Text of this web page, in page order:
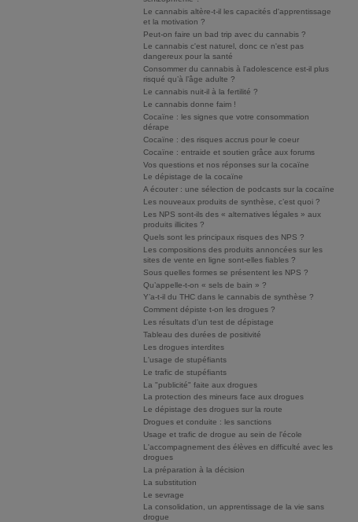
Le cannabis altère-t-il les capacités d'apprentissage
et la motivation ?
Peut-on faire un bad trip avec du cannabis ?
Le cannabis c'est naturel, donc ce n'est pas
dangereux pour la santé
Consommer du cannabis à l’adolescence est-il plus
risqué qu’à l’âge adulte ?
Le cannabis nuit-il à la fertilité ?
Le cannabis donne faim !
Cocaïne : les signes que votre consommation
dérape
Cocaïne : des risques accrus pour le coeur
Cocaïne : entraide et soutien grâce aux forums
Vos questions et nos réponses sur la cocaïne
Le dépistage de la cocaïne
A écouter : une sélection de podcasts sur la cocaïne
Les nouveaux produits de synthèse, c’est quoi ?
Les NPS sont-ils des « alternatives légales » aux
produits illicites ?
Quels sont les principaux risques des NPS ?
Les compositions des produits annoncées sur les
sites de vente en ligne sont-elles fiables ?
Sous quelles formes se présentent les NPS ?
Qu’appelle-t-on « sels de bain » ?
Y’a-t-il du THC dans le cannabis de synthèse ?
Comment dépiste t-on les drogues ?
Les résultats d'un test de dépistage
Tableau des durées de positivité
Les drogues interdites
L'usage de stupéfiants
Le trafic de stupéfiants
La "publicité" faite aux drogues
La protection des mineurs face aux drogues
Le dépistage des drogues sur la route
Drogues et conduite : les sanctions
Usage et trafic de drogue au sein de l'école
L'accompagnement des élèves en difficulté avec les
drogues
La préparation à la décision
La substitution
Le sevrage
La consolidation, un apprentissage de la vie sans
drogue